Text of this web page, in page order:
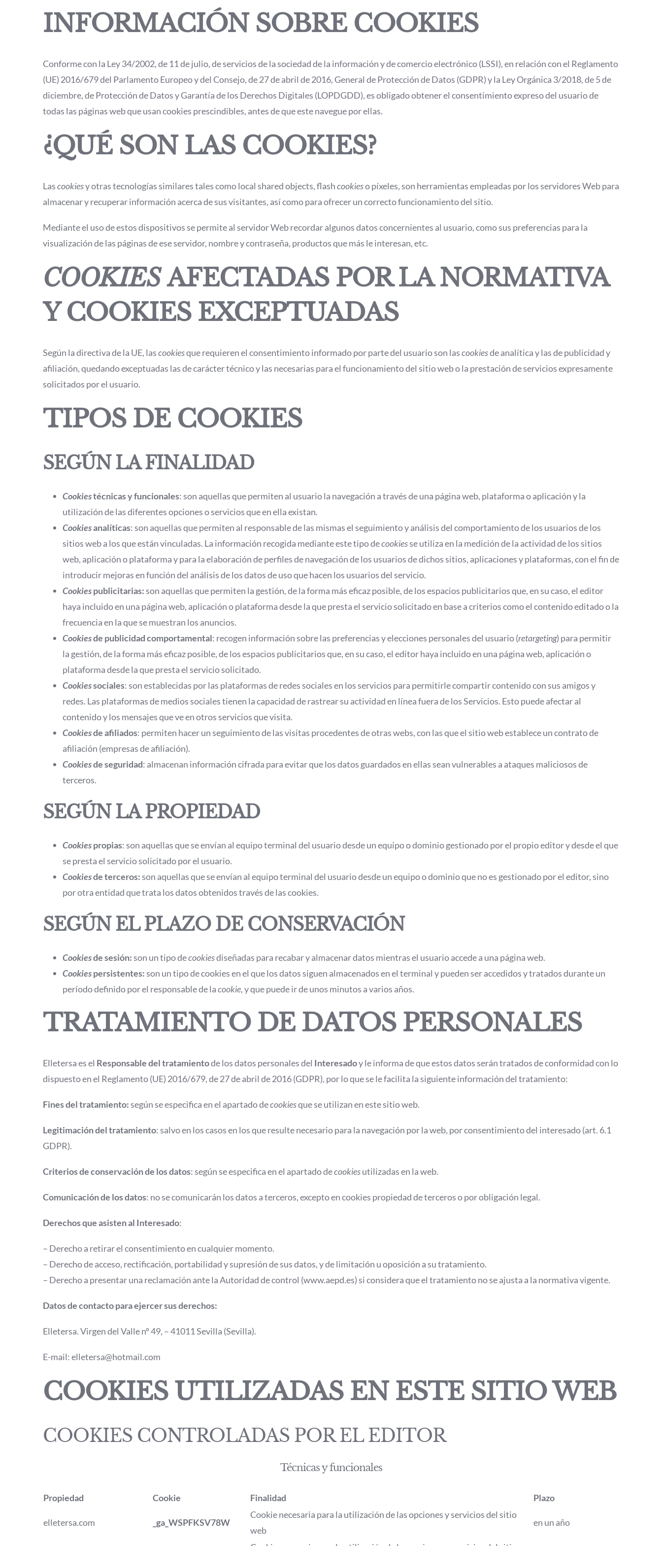
INFORMACIÓN SOBRE COOKIES
Conforme con la Ley 34/2002, de 11 de julio, de servicios de la sociedad de la información y de comercio electrónico (LSSI), en relación con el Reglamento
(UE) 2016/679 del Parlamento Europeo y del Consejo, de 27 de abril de 2016, General de Protección de Datos (GDPR) y la Ley Orgánica 3/2018, de 5 de
diciembre, de Protección de Datos y Garantía de los Derechos Digitales (LOPDGDD), es obligado obtener el consentimiento expreso del usuario de
todas las páginas web que usan cookies prescindibles, antes de que este navegue por ellas.
¿QUÉ SON LAS COOKIES?
Lascookiesy otras tecnologías similares tales como local shared objects, flashcookieso píxeles, son herramientas empleadas por los servidores Web para
almacenar y recuperar información acerca de sus visitantes, así como para ofrecer un correcto funcionamiento del sitio.
Mediante el uso de estos dispositivos se permite al servidor Web recordar algunos datos concernientes al usuario, como sus preferencias para la
visualización de las páginas de ese servidor, nombre y contraseña, productos que más le interesan, etc.
COOKIESAFECTADAS POR LA NORMATIVA
Y COOKIES EXCEPTUADAS
Según la directiva de la UE, lascookiesque requieren el consentimiento informado por parte del usuario son lascookiesde analítica y las de publicidad y
afiliación, quedando exceptuadas las de carácter técnico y las necesarias para el funcionamiento del sitio web o la prestación de servicios expresamente
solicitados por el usuario.
TIPOS DE COOKIES
SEGÚN LA FINALIDAD
Cookiestécnicas y funcionales: son aquellas que permiten al usuario la navegación a través de una página web, plataforma o aplicación y la
utilización de las diferentes opciones o servicios que en ella existan.
Cookiesanalíticas: son aquellas que permiten al responsable de las mismas el seguimiento y análisis del comportamiento de los usuarios de los
sitios web a los que están vinculadas. La información recogida mediante este tipo decookiesse utiliza en la medición de la actividad de los sitios
web, aplicación o plataforma y para la elaboración de perfiles de navegación de los usuarios de dichos sitios, aplicaciones y plataformas, con el fin de
introducir mejoras en función del análisis de los datos de uso que hacen los usuarios del servicio.
Cookiespublicitarias:son aquellas que permiten la gestión, de la forma más eficaz posible, de los espacios publicitarios que, en su caso, el editor
haya incluido en una página web, aplicación o plataforma desde la que presta el servicio solicitado en base a criterios como el contenido editado o la
frecuencia en la que se muestran los anuncios.
Cookiesde publicidad comportamental: recogen información sobre las preferencias y elecciones personales del usuario (retargeting) para permitir
la gestión, de la forma más eficaz posible, de los espacios publicitarios que, en su caso, el editor haya incluido en una página web, aplicación o
plataforma desde la que presta el servicio solicitado.
Cookiessociales: son establecidas por las plataformas de redes sociales en los servicios para permitirle compartir contenido con sus amigos y
redes. Las plataformas de medios sociales tienen la capacidad de rastrear su actividad en línea fuera de los Servicios. Esto puede afectar al
contenido y los mensajes que ve en otros servicios que visita.
Cookiesde afiliados: permiten hacer un seguimiento de las visitas procedentes de otras webs, con las que el sitio web establece un contrato de
afiliación (empresas de afiliación).
Cookiesde seguridad: almacenan información cifrada para evitar que los datos guardados en ellas sean vulnerables a ataques maliciosos de
terceros.
SEGÚN LA PROPIEDAD
Cookiespropias: son aquellas que se envían al equipo terminal del usuario desde un equipo o dominio gestionado por el propio editor y desde el que
se presta el servicio solicitado por el usuario.
Cookiesde terceros:son aquellas que se envían al equipo terminal del usuario desde un equipo o dominio que no es gestionado por el editor, sino
por otra entidad que trata los datos obtenidos través de las cookies.
SEGÚN EL PLAZO DE CONSERVACIÓN
Cookiesde sesión:son un tipo decookiesdiseñadas para recabar y almacenar datos mientras el usuario accede a una página web.
Cookiespersistentes:son un tipo de cookies en el que los datos siguen almacenados en el terminal y pueden ser accedidos y tratados durante un
período definido por el responsable de lacookie, y que puede ir de unos minutos a varios años.
TRATAMIENTO DE DATOS PERSONALES
Elletersa es el Responsable del tratamientode los datos personales del Interesadoy le informa de que estos datos serán tratados de conformidad con lo
dispuesto en el Reglamento (UE) 2016/679, de 27 de abril de 2016 (GDPR), por lo que se le facilita la siguiente información del tratamiento:
Fines del tratamiento:según se especifica en el apartado decookiesque se utilizan en este sitio web.
Legitimación del tratamiento: salvo en los casos en los que resulte necesario para la navegación por la web, por consentimiento del interesado (art. 6.1
GDPR).
Criterios de conservación de los datos: según se especifica en el apartado decookiesutilizadas en la web.
Comunicación de los datos: no se comunicarán los datos a terceros, excepto en cookies propiedad de terceros o por obligación legal.
Derechos que asisten al Interesado:
– Derecho a retirar el consentimiento en cualquier momento.
– Derecho de acceso, rectificación, portabilidad y supresión de sus datos, y de limitación u oposición a su tratamiento.
– Derecho a presentar una reclamación ante la Autoridad de control (www.aepd.es) si considera que el tratamiento no se ajusta a la normativa vigente.
Datos de contacto para ejercer sus derechos:
Elletersa. Virgen del Valle nº 49, – 41011 Sevilla (Sevilla).
E-mail: elletersa@hotmail.com
COOKIES UTILIZADAS EN ESTE SITIO WEB
COOKIES CONTROLADAS POR EL EDITOR
Técnicas y funcionales
Propiedad Cookie Finalidad Plazo
elletersa.com _ga_WSPFKSV78W
Cookie necesaria para la utilización de las opciones y servicios del sitio
web
en un año